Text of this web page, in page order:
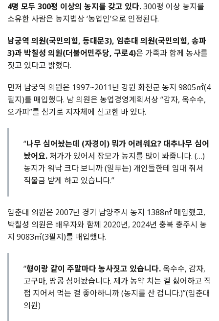
4명 모두 300평 이상의 농지를 갖고 있다.300평 이상 농지를
소유한 사람은 농지법상 ‘농업인’으로 인정된다.
남궁역 의원(국민의힘, 동대문3), 임춘대 의원(국민의힘, 송파
3)과 박칠성 의원(더불어민주당, 구로4)은 가족과 함께 농사를
짓고 있다고 밝혔다.
먼저 남궁역 의원은 1997~2011년 강원 화천군 농지 9805㎡(4
필지)를 매입했다. 남 의원은 농업경영계획서상 “감자, 옥수수,
오가피”를 심기로 지자체에 신고한 바 있다.
“나무 심어놨는데 (자경이) 뭐가 어려워요? 대추나무 심어
놨어요. 처가가 있어서 장모가 농지를 많이 봐줍니다. (…)
농지가 워낙 크다 보니까 (일부는) 개인들한테 임대 줘서
직불금 받게 하고 있습니다.”
임춘대 의원은 2007년 경기 남양주시 농지 1388㎡ 매입했고,
박칠성 의원은 배우자와 함께 2020년, 2024년 충북 충주시 농
지 9083㎡(3필지)를 매입했다.
“형이랑 같이 주말마다 농사짓고 있습니다. 옥수수, 감자,
고구마, 땅콩 심어놨습니다. 제가 농약 치는 걸 싫어하고 직
접 지어서 먹는 걸 좋아하니까 (농지를 산 겁니다.)”(임춘대
의원)